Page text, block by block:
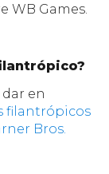
WB Games.
en
filantrópicos
Bros.